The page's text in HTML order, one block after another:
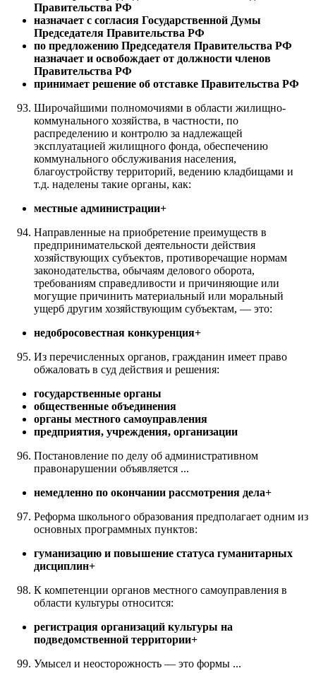
Правительства РФ
назначает с согласия Государственной Думы
Председателя Правительства РФ
по предложению Председателя Правительства РФ
назначает и освобождает от должности членов
Правительства РФ
принимает решение об отставке Правительства РФ
Широчайшими полномочиями в области жилищно-
коммунального хозяйства, в частности, по
распределению и контролю за надлежащей
эксплуатацией жилищного фонда, обеспечению
коммунального обслуживания населения,
благоустройству территорий, ведению кладбищами и
т.д. наделены такие органы, как:
местные администрации+
Направленные на приобретение преимуществ в
предпринимательской деятельности действия
хозяйствующих субъектов, противоречащие нормам
законодательства, обычаям делового оборота,
требованиям справедливости и причиняющие или
могущие причинить материальный или моральный
ущерб другим хозяйствующим субъектам, — это:
недобросовестная конкуренция+
Из перечисленных органов, гражданин имеет право
обжаловать в суд действия и решения:
государственные органы
общественные объединения
органы местного самоуправления
предприятия, учреждения, организации
Постановление по делу об административном
правонарушении объявляется ...
немедленно по окончании рассмотрения дела+
Реформа школьного образования предполагает одним из
основных программных пунктов:
гуманизацию и повышение статуса гуманитарных
дисциплин+
К компетенции органов местного самоуправления в
области культуры относится:
регистрация организаций культуры на
подведомственной территории+
Умысел и неосторожность — это формы ...